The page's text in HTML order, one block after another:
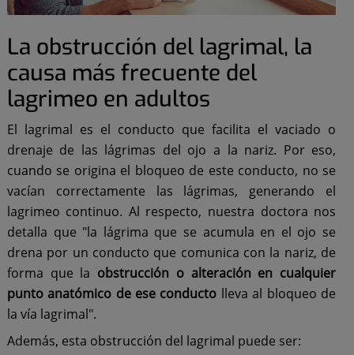
La obstrucción del lagrimal, la
causa más frecuente del
lagrimeo en adultos
El lagrimal es el conducto que facilita el vaciado o
drenaje de las lágrimas del ojo a la nariz. Por eso,
cuando se origina el bloqueo de este conducto, no se
vacían correctamente las lágrimas, generando el
lagrimeo continuo. Al respecto, nuestra doctora nos
detalla que "la lágrima que se acumula en el ojo se
drena por un conducto que comunica con la nariz, de
forma que la obstrucción o alteración en cualquier
punto anatómico de ese conducto lleva al bloqueo de
la vía lagrimal".
Además, esta obstrucción del lagrimal puede ser: